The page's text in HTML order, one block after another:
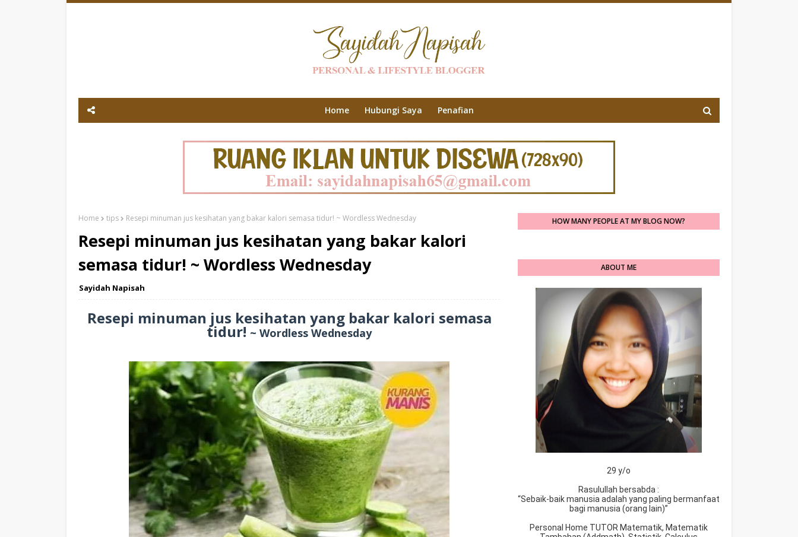
Home Hubungi Saya Penafian
Home tips Resepi minuman jus kesihatan yang bakar kalori semasa tidur! ~ Wordless Wednesday
Resepi minuman jus kesihatan yang bakar kalori
semasa tidur! ~ Wordless Wednesday
Sayidah Napisah
Resepi minuman jus kesihatan yang bakar kalori semasa
tidur! ~ Wordless Wednesday
HOW MANY PEOPLE AT MY BLOG NOW?
ABOUT ME
29 y/o
Rasulullah bersabda :
“Sebaik-baik manusia adalah yang paling bermanfaat
bagi manusia (orang lain)”
Personal Home TUTOR Matematik, Matematik